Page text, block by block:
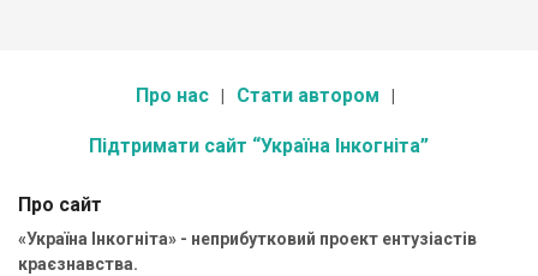
Про нас Стати автором
Підтримати сайт “Україна Інкогніта”
Про сайт
«Україна Інкогніта» - неприбутковий проект ентузіастів
краєзнавства.